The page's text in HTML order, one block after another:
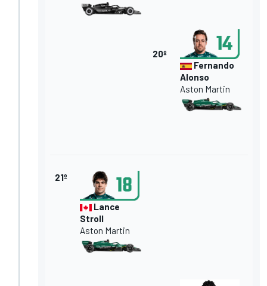
20º
Fernando
Alonso
Aston Martin
21º
Lance
Stroll
Aston Martin